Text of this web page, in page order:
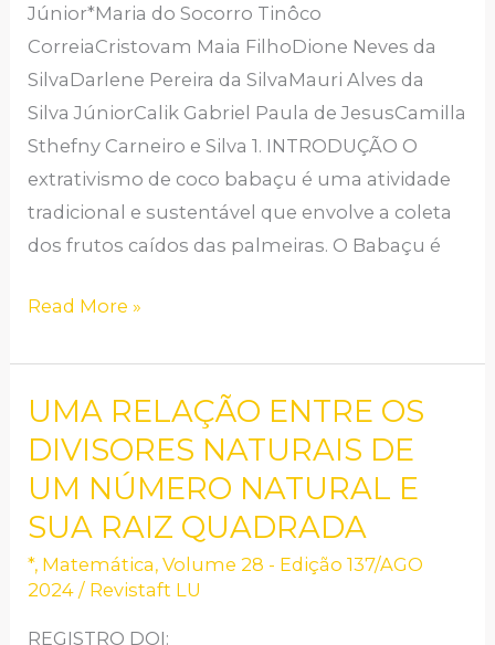
Júnior*Maria do Socorro Tinôco
CorreiaCristovam Maia FilhoDione Neves da
SilvaDarlene Pereira da SilvaMauri Alves da
Silva JúniorCalik Gabriel Paula de JesusCamilla
Sthefny Carneiro e Silva 1. INTRODUÇÃO O
extrativismo de coco babaçu é uma atividade
tradicional e sustentável que envolve a coleta
dos frutos caídos das palmeiras. O Babaçu é
BABAÇULÂNCIA-
TO
Read More »
UMA RELAÇÃO ENTRE OS
DIVISORES NATURAIS DE
UM NÚMERO NATURAL E
SUA RAIZ QUADRADA
*, Matemática,Volume 28 - Edição 137/AGO
2024 / Revistaft LU
REGISTRO DOI:
UMA
RELAÇÃO
ENTRE
OS
DIVISORES
NATURAIS
UM